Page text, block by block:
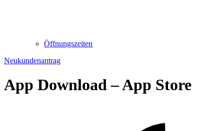
Öffnungszeiten
Neukundenantrag
App Download – App Store